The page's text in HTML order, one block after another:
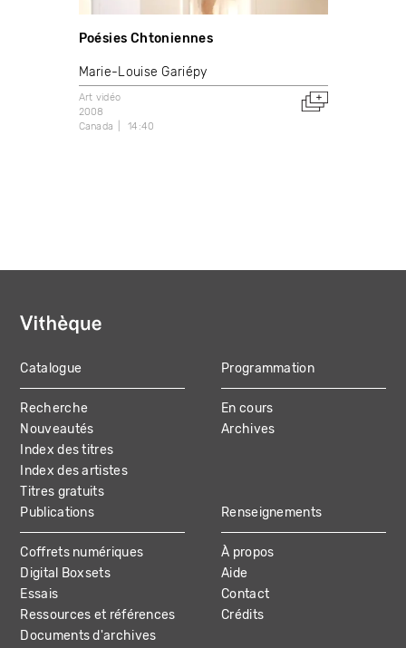
Poésies Chtoniennes
Marie-Louise Gariépy
Art vidéo
2008
Canada
14:40
MAIN
NAVIGATION
Catalogue
Recherche
Nouveautés
Index des titres
Index des artistes
Titres gratuits
Programmation
En cours
Archives
Publications
Coffrets numériques
Digital Boxsets
Essais
Ressources et références
Documents d'archives
Renseignements
À propos
Aide
Contact
Crédits